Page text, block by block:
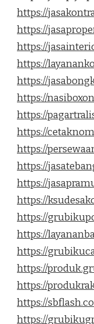
https://
https://
https://
https://
https://
https://
https://
https://
https://
https://
https://
https://
https://
https://
https://
https://
https://
https://
https://